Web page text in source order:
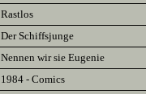
Rastlos
Der Schiffsjunge
Nennen wir sie Eugenie
1984 - Comics